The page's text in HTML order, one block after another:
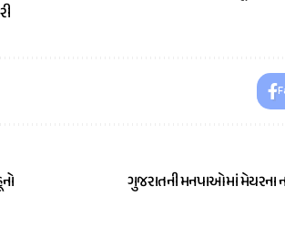
ગુજરાતની મનપાઓમાં મેયરના